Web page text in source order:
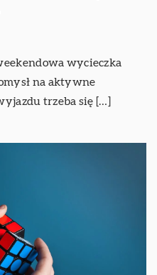
wycieczka
na aktywne
trzeba się […]